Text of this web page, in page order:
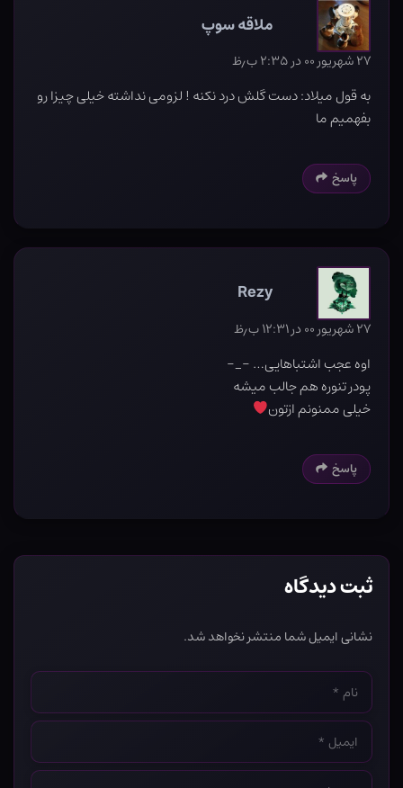
ملاقه سوپ
۲۷ شهریور ۰۰ در ۲:۳۵ ب٫ظ
به قول میلاد: دست گلش درد نکنه ! لزومی نداشته خیلی چیزا رو
بفهمیم ما
پاسخ
Rezy
۲۷ شهریور ۰۰ در ۱۲:۳۱ ب٫ظ
اوه عجب اشتباهایی… -_-
پودر تنوره هم جالب میشه
خیلی ممنونم ازتون
پاسخ
ثبت دیدگاه
نشانی ایمیل شما منتشر نخواهد شد.
نام
*
ایمیل
*
وب‌سایت